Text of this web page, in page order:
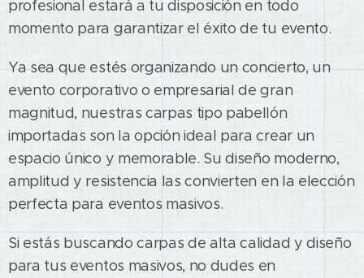
profesional estará a tu disposición en todo
momento para garantizar el éxito de tu evento.
Ya sea que estés organizando un concierto, un
evento corporativo o empresarial de gran
magnitud, nuestras carpas tipo pabellón
importadas son la opción ideal para crear un
espacio único y memorable. Su diseño moderno,
amplitud y resistencia las convierten en la elección
perfecta para eventos masivos.
Si estás buscando carpas de alta calidad y diseño
para tus eventos masivos, no dudes en